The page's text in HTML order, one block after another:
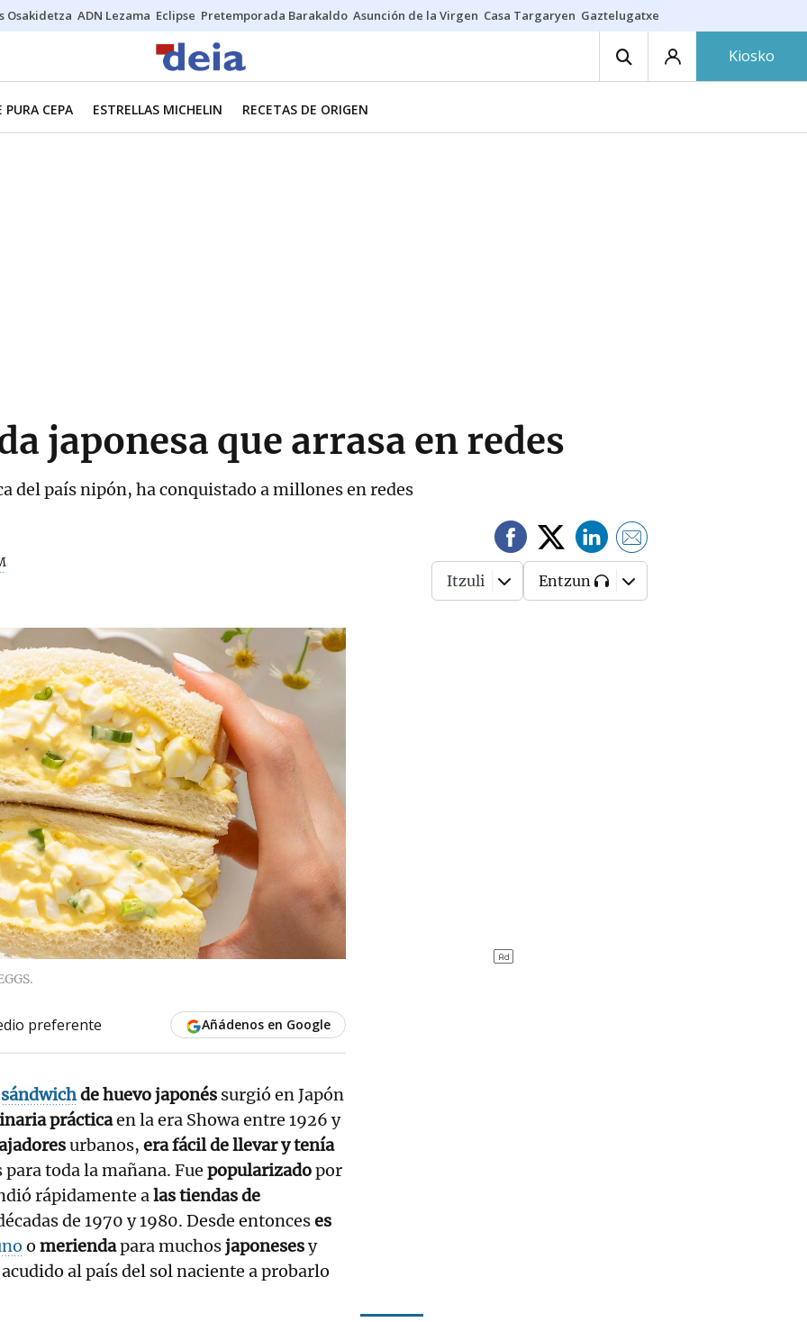
Osakidetza ADN Lezama Eclipse Pretemporada Barakaldo Asunción de la Virgen Casa Targaryen Gaztelugatxe
Kiosko
PURA CEPA ESTRELLAS MICHELIN RECETAS DE ORIGEN
japonesa que arrasa en redes
del país nipón, ha conquistado a millones en redes
Itzuli Entzun
preferente Añádenos en Google
sándwichde huevo japonés surgió en Japón
prácticaen la era Showa entre 1926 y
urbanos, era fácil de llevar y tenía
toda la mañana. Fue popularizadopor
rápidamente alas tiendas de
de 1970 y 1980. Desde entonceses
o meriendapara muchosjaponesesy
al país del sol naciente a probarlo